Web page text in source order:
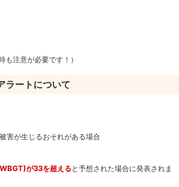
注意が必要です！）
ラートについて
害が生じるおそれがある場合
が33を超えると予想された場合に発表されま